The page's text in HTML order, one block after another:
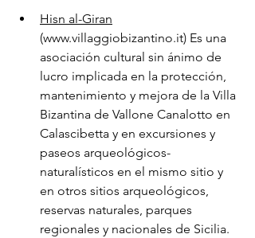
Hisn al-Giran
(www.villaggiobizantino.it) Es una
asociación cultural sin ánimo de
lucro implicada en la protección,
mantenimiento y mejora de la Villa
Bizantina de Vallone Canalotto en
Calascibetta y en excursiones y
paseos arqueológicos-
naturalísticos en el mismo sitio y
en otros sitios arqueológicos,
reservas naturales, parques
regionales y nacionales de Sicilia.